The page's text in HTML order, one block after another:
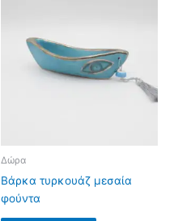
Δώρα
Βάρκα τυρκουάζ μεσαία
φούντα